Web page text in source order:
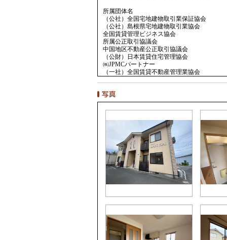
所属団体名
（公社）全国宅地建物取引業保証協会
（公社）島根県宅地建物取引業協会
全国賃貸管理ビジネス協会
所属公正取引協議会
中国地区不動産公正取引協議会
（公財）日本賃貸住宅管理協会
㈱JPMCパートナー
（一社）全国賃貸不動産管理業協会